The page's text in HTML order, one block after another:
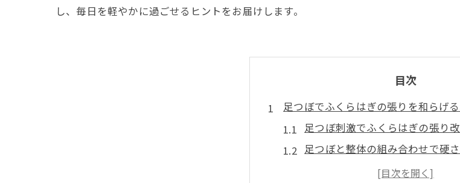
し、毎日を軽やかに過ごせるヒントをお届けします。
目次
足つぼでふくらはぎの張りを和らげ
足つぼ刺激でふくらはぎの張り
足つぼと整体の組み合わせで硬
ふくらはぎの張りを治す方法と足